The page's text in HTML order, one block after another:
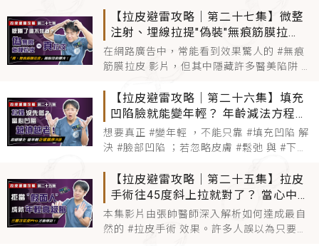
輪廓線 。本集將拆解適合華人的 Ogee
curve 觀念，並公開位於蘋果肌與臉頰間的
#中臉凹陷 神秘三角區填充技巧 。透過精準
層次處理，不僅能改善老化凹陷，更能達到
自然
【拉皮避雷攻略｜第二十七集】微整
注射、埋線拉提"偽裝"無痕筋膜拉
皮！ 被騙了還不知道？ 權威用動畫詳
解「真‧無痕筋膜拉皮」核心技術
在網路廣告中，常能看到效果驚人的 #無痕
筋膜拉皮 影片，但其中隱藏許多醫美陷阱 。
拉提 ，更不是只靠剪皮的假拉皮，因為只有
整層組織平移癒合，才能達到持久效果 。 本
集權威醫師將揭開業界亂象 ，並透過動畫詳
解如何利用歐洲專利技術，在微小傷口下實
現真正的 #
【拉皮避雷攻略｜第二十六集】填充
凹陷臉就能變年輕？ 年齡減法方程式
大公開！ 鬆垂問題先搞定 弄錯「順
序」當心變成饅化臉
想要真正 #變年輕 ，不能只靠 #填充凹陷 解
決 #臉部凹陷 ；若忽略皮膚 #鬆弛 與 #下垂
#rhytidectomy 等療程，恐會導致不自然的
#饅化臉 。本集張帥醫師解析，回春關鍵在
於先透過正確的 #拉皮 概念改善 #鬆弛 結構
，再針對凹陷進行精準補
【拉皮避雷攻略｜第二十五集】拉皮
手術往45度斜上拉就對了？ 當心中臉
拉皮"過時手法"恐害臉變扁！ 拒當拉
皮術後"假面人" 拉提向量X跨韌帶X深
本集影片由張帥醫師深入解析如何達成最自
然的 #拉皮手術 效果。許多人誤以為只要往